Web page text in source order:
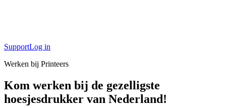
SupportLog in
Werken bij Printeers
Kom werken bij de gezelligste
hoesjesdrukker van Nederland!